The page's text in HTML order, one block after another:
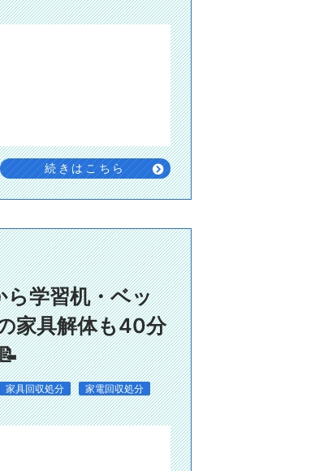
続きはこちら
ら学習机・ベッ
家具解体も40分
家具回収処分
家電回収処分